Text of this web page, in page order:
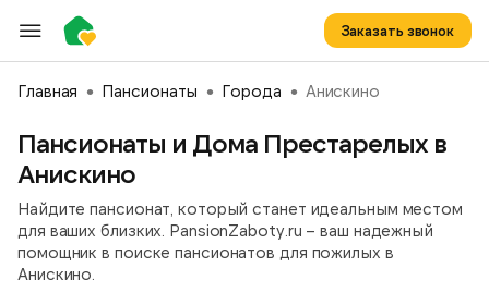
Заказать звонок
Главная Пансионаты Города Анискино
Пансионаты и Дома Престарелых в
Анискино
Найдите пансионат, который станет идеальным местом
для ваших близких. PansionZaboty.ru – ваш надежный
помощник в поиске пансионатов для пожилых в
Анискино.